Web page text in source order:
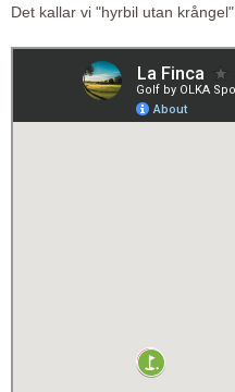
Det kallar vi "hyrbil utan krångel".